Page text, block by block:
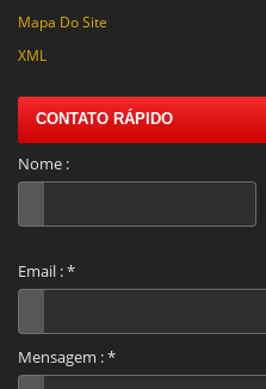
Mapa Do Site
XML
CONTATO RÁPIDO
Nome :
Email :*
Mensagem :*